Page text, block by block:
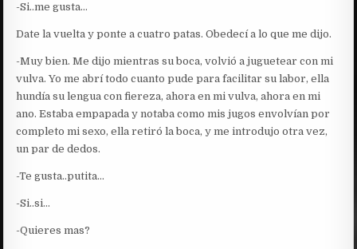
-Si..me gusta…
Date la vuelta y ponte a cuatro patas. Obedecí a lo que me dijo.
-Muy bien. Me dijo mientras su boca, volvió a juguetear con mi
vulva. Yo me abrí todo cuanto pude para facilitar su labor, ella
hundía su lengua con fiereza, ahora en mi vulva, ahora en mi
ano. Estaba empapada y notaba como mis jugos envolvían por
completo mi sexo, ella retiró la boca, y me introdujo otra vez,
un par de dedos.
-Te gusta..putita…
-Si..si…
-Quieres mas?